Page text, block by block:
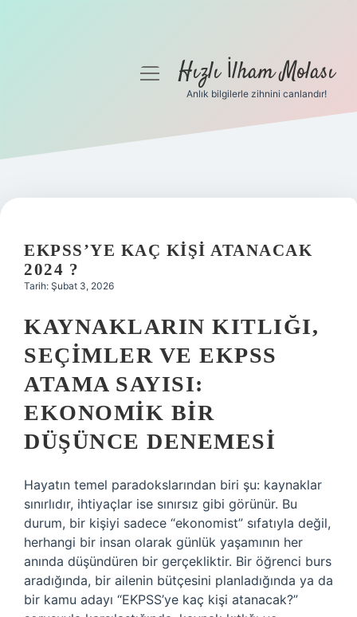
Gizlilik Politikası
Yasal Uyarı
menüyüHızlı İlham Molası
Anlık bilgilerle zihnini canlandır!
EKPSS’YE KAÇ KIŞI ATANACAK
2024 ?
Tarih: Şubat 3, 2026
KAYNAKLARIN KITLIĞI,
SEÇIMLER VE EKPSS
ATAMA SAYISI:
EKONOMIK BIR
DÜŞÜNCE DENEMESI
Hayatın temel paradokslarından biri şu: kaynaklar
sınırlıdır, ihtiyaçlar ise sınırsız gibi görünür. Bu
durum, bir kişiyi sadece “ekonomist” sıfatıyla değil,
herhangi bir insan olarak günlük yaşamının her
anında düşündüren bir gerçekliktir. Bir öğrenci burs
aradığında, bir ailenin bütçesini planladığında ya da
bir kamu adayı “EKPSS’ye kaç kişi atanacak?”